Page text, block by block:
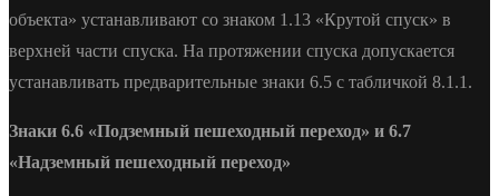
объекта» устанавливают со знаком 1.13 «Крутой спуск» в
верхней части спуска. На протяжении спуска допускается
устанавливать предварительные знаки 6.5 с табличкой 8.1.1.
Знаки 6.6 «Подземный пешеходный переход» и 6.7
«Надземный пешеходный переход»